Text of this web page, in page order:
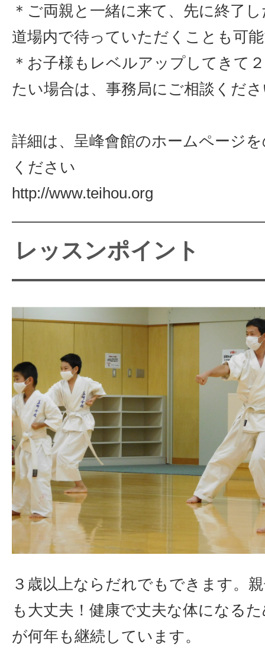
＊ご両親と一緒に来て、先に終了
道場内で待っていただくことも可
＊お子様もレベルアップしてきて
たい場合は、事務局にご相談くだ
詳細は、呈峰會館のホームページ
ください
http://www.teihou.org
レッスンポイント
３歳以上ならだれでもできます。
も大丈夫！健康で丈夫な体になる
が何年も継続しています。